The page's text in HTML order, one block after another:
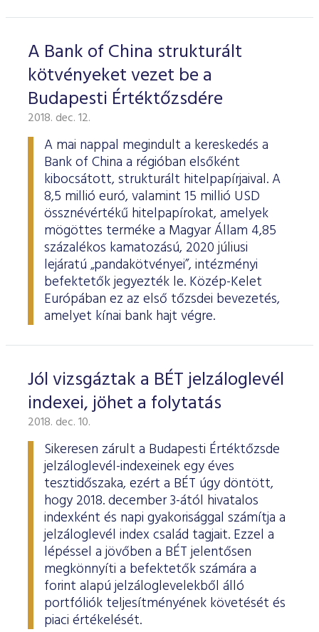
A Bank of China strukturált
kötvényeket vezet be a
Budapesti Értéktőzsdére
2018. dec. 12.
A mai nappal megindult a kereskedés a
Bank of China a régióban elsőként
kibocsátott, strukturált hitelpapírjaival. A
8,5 millió euró, valamint 15 millió USD
össznévértékű hitelpapírokat, amelyek
mögöttes terméke a Magyar Állam 4,85
százalékos kamatozású, 2020 júliusi
lejáratú „pandakötvényei”, intézményi
befektetők jegyezték le. Közép-Kelet
Európában ez az első tőzsdei bevezetés,
amelyet kínai bank hajt végre.
Jól vizsgáztak a BÉT jelzáloglevél
indexei, jöhet a folytatás
2018. dec. 10.
Sikeresen zárult a Budapesti Értéktőzsde
jelzáloglevél-indexeinek egy éves
tesztidőszaka, ezért a BÉT úgy döntött,
hogy 2018. december 3-ától hivatalos
indexként és napi gyakorisággal számítja a
jelzáloglevél index család tagjait. Ezzel a
lépéssel a jövőben a BÉT jelentősen
megkönnyíti a befektetők számára a
forint alapú jelzáloglevelekből álló
portfóliók teljesítményének követését és
piaci értékelését.